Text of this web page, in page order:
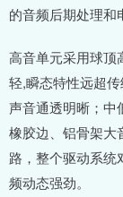
的音频后期处理和
高音单元采用球顶
轻,瞬态特性远超
声音通透明晰；中
橡胶边、铝骨架大
路，整个驱动系统
频动态强劲。